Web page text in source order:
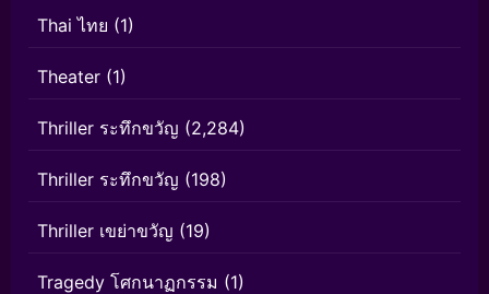
Thai ไทย (1)
Theater (1)
Thriller ระทึกขวัญ (2,284)
Thriller ระทึกขวัญ (198)
Thriller เขย่าขวัญ (19)
Tragedy โศกนาฏกรรม (1)